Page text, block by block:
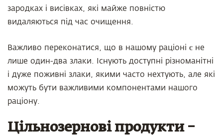
зародках і висівках, які майже повністю
видаляються під час очищення.
Важливо переконатися, що в нашому раціоні є не
лише один-два злаки. Існують доступні різноманітні
і дуже поживні злаки, якими часто нехтують, але які
можуть бути важливими компонентами нашого
раціону.
Цільнозернові продукти –